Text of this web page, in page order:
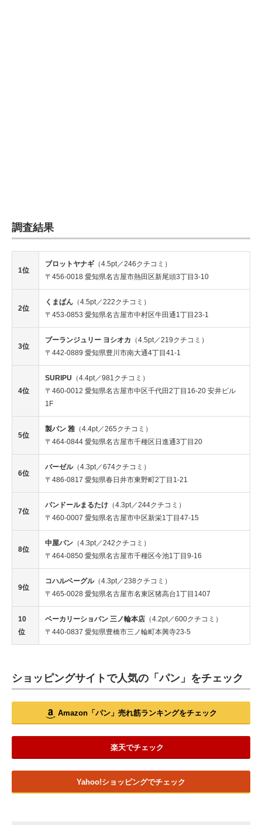
調査結果
1位
ブロットヤナギ（4.5pt／246クチコミ）
〒456-0018 愛知県名古屋市熱田区新尾頭3丁目3-10
2位
くまぱん （4.5pt／222クチコミ）
〒453-0853 愛知県名古屋市中村区牛田通1丁目23-1
3位
ブーランジュリー ヨシオカ （4.5pt／219クチコミ）
〒442-0889 愛知県豊川市南大通4丁目41-1
4位
SURIPU （4.4pt／981クチコミ）
〒460-0012 愛知県名古屋市中区千代田2丁目16-20 安井ビル
1F
5位
製パン 雅（4.4pt／265クチコミ）
〒464-0844 愛知県名古屋市千種区日進通3丁目20
6位
バーゼル（4.3pt／674クチコミ）
〒486-0817 愛知県春日井市東野町2丁目1-21
7位
パンドールまるたけ （4.3pt／244クチコミ）
〒460-0007 愛知県名古屋市中区新栄1丁目47-15
8位
中屋パン （4.3pt／242クチコミ）
〒464-0850 愛知県名古屋市千種区今池1丁目9-16
9位
コハルベーグル（4.3pt／238クチコミ）
〒465-0028 愛知県名古屋市名東区猪高台1丁目1407
10
位
ベーカリーショパン 三ノ輪本店 （4.2pt／600クチコミ）
〒440-0837 愛知県豊橋市三ノ輪町本興寺23-5
ショッピングサイトで人気の「パン」をチェック
Amazon「パン」売れ筋ランキングをチェック
楽天でチェック
Yahoo!ショッピングでチェック